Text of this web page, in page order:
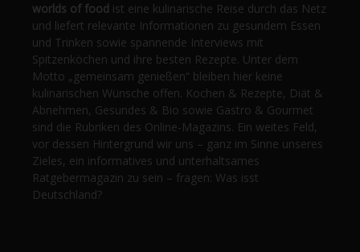
worlds of food ist eine kulinarische Reise durch das Netz
und liefert relevante Informationen zu gesundem Essen
und Trinken sowie spannende Interviews mit
Spitzenköchen und ihre besten Rezepte. Unter dem
Motto „gemeinsam genießen“ bleiben hier keine
kulinarischen Wünsche offen. Kochen & Rezepte, Diät &
Abnehmen, Gesundes & Bio sowie Gastro & Gourmet
sind die Rubriken des Online-Magazins. Ein weites Feld,
vor dessen Hintergrund wir uns – ganz im Sinne unseres
Zieles, ein informatives und unterhaltsames
Ratgebermagazin zu sein – fragen: Was isst
Deutschland?